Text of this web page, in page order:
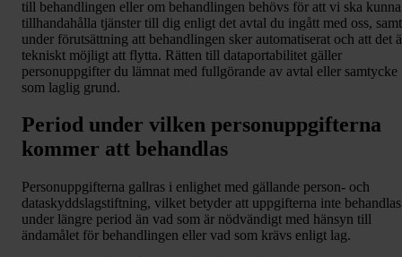
till behandlingen eller om behandlingen behövs för att vi ska kunna
tillhandahålla tjänster till dig enligt det avtal du ingått med oss, samt
under förutsättning att behandlingen sker automatiserat och att det
tekniskt möjligt att flytta. Rätten till dataportabilitet gäller
personuppgifter du lämnat med fullgörande av avtal eller samtycke
som laglig grund.
Period under vilken personuppgifterna
kommer att behandlas
Personuppgifterna gallras i enlighet med gällande person- och
dataskyddslagstiftning, vilket betyder att uppgifterna inte behandlas
under längre period än vad som är nödvändigt med hänsyn till
ändamålet för behandlingen eller vad som krävs enligt lag.